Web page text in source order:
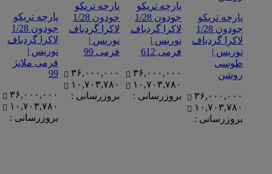
پارچه تریکو
جودون 1/28
لاکرا گردباف
نوریس |
طوسی
روشن
۳۶,۰۰۰,۰۰۰
۱۰,۷۰۳,۷۸۰
بروزرسانی :
پارچه تریکو
جودون 1/28
لاکرا گردباف
نوریس |
فرمی 612
۳۶,۰۰۰,۰۰۰
۱۰,۷۰۳,۷۸۰
بروزرسانی :
پارچه تریکو
جودون 1/28
لاکرا گردباف
نوریس |
فرمی 99
۳۶,۰۰۰,۰۰۰
۱۰,۷۰۳,۷۸۰
بروزرسانی :
پارچه تریکو
جودون 1/28
لاکرا گردباف
نوریس |
فرمی ملانژ
99
۳۶,۰۰۰,۰۰۰
۱۰,۷۰۳,۷۸۰
بروزرسانی :